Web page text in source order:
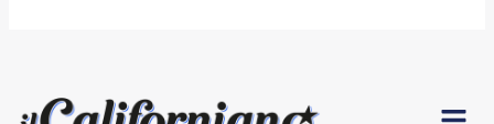
Menu